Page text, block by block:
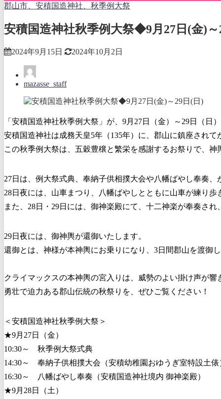
郡山市、安積国造神社、秋季例大祭
安積国造神社秋季例大祭◆9月27日(金)～
2024年9月15日 2024年10月2日
mazasse_staff
「安積国造神社秋季例大祭」が、9月27日（金）～29日（日
安積国造神社は成務天皇5年（135年）に、郡山に鎮座されて
この秋季例大祭は、五穀豊穣と繁栄を感謝するお祭りで、
27日は、例大祭式典、奉納子供相撲大会や八幡ばやし奉奏、
28日夜には、山車まつり、八幡ばやしとともに山車が練り歩
また、28日・29日には、御神楽殿にて、十二神楽が奉奏さ
29日夜には、御神輿が還御いたします。
還御とは、神様が本神輿にお乗りになり、3日間郡山を渡御
クライマックスの本神輿の宮入りは、威勢のよい掛け声が
勇壮で迫力ある郡山伝統の秋祭りを、ぜひご覧ください！
＜安積国造神社秋季例大祭＞
★9月27日（金）
10:30～ 秋季例大祭式典
14:30～ 奉納子供相撲大会（安積幼稚園おゆうぎ室特設土俵
16:30～ 八幡ばやし奉奏（安積国造神社境内 御神楽殿）
★9月28日（土）